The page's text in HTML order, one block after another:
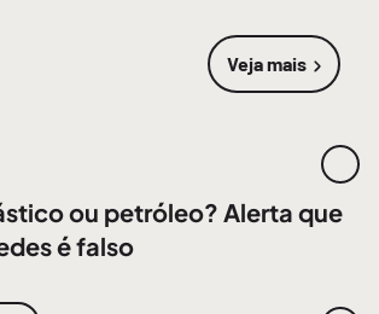
Veja mais
sobre
ou petróleo? Alerta que
é falso